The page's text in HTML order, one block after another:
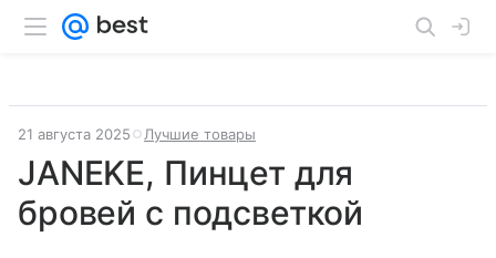
21 августа 2025 Лучшие товары
JANEKE, Пинцет для
бровей с подсветкой